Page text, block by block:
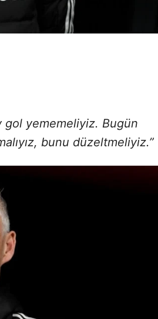
gol yememeliyiz. Bugün
bunu düzeltmeliyiz.”